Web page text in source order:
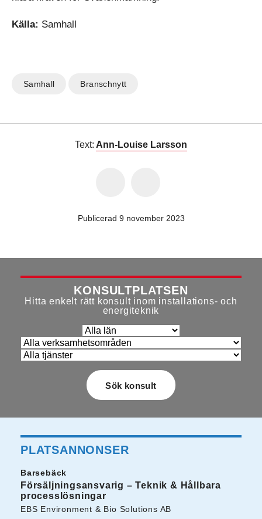
Källa: Samhall
Samhall Branschnytt
Text: Ann-Louise Larsson
Publicerad 9 november 2023
KONSULTPLATSEN
Hitta enkelt rätt konsult inom installations- och
energiteknik
PLATSANNONSER
Barsebäck
Försäljningsansvarig – Teknik & Hållbara
processlösningar
EBS Environment & Bio Solutions AB